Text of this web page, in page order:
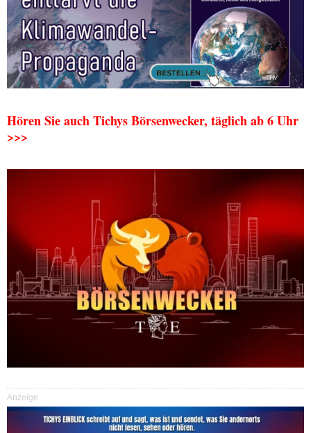
Hören Sie auch Tichys Börsenwecker, täglich ab 6 Uhr
>>>
Anzeige